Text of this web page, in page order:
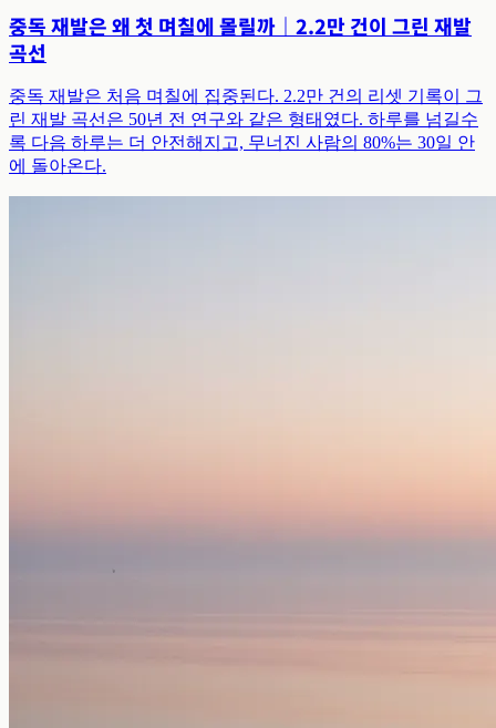
중독 재발은 왜 첫 며칠에 몰릴까｜2.2만 건이 그린 재발
곡선
중독 재발은 처음 며칠에 집중된다. 2.2만 건의 리셋 기록이 그
린 재발 곡선은 50년 전 연구와 같은 형태였다. 하루를 넘길수
록 다음 하루는 더 안전해지고, 무너진 사람의 80%는 30일 안
에 돌아온다.